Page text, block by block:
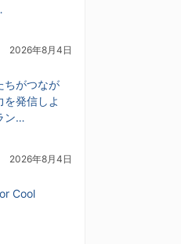
2026年8月4日
ちがつなが
を発信しよ
ン…
2026年8月4日
Cool